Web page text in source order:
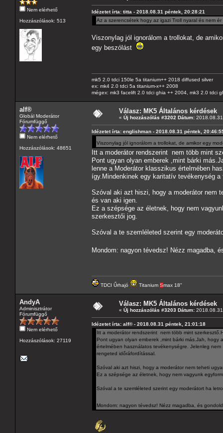
Nem elérhető
Hozzászólások: 513
Idézetet írta: titta - 2018.08.31 péntek, 20:28:21
Az a szerencsétek hogy az igazi Troll nyaral és nem
Viszonylag jól ignorálom a trollokat, de
egy beszólást
mk5 2.0 tdci 150le 5a titanium++ 2018 diffused silver
ex: mk4 2.0 tdci 5a titanium-x++ 2008
mégex: mk3 facelift 2.0 tdci ghia ++ 2004, mk3 2.0 tdci
alf®
Globál Moderátor
Fórumfüggő
Nem elérhető
Hozzászólások: 48651
Válasz: MK5 Általános kérdések
« Új hozzászólás #3202 Dátum:
Idézetet írta: englishman - 2018.08.31 péntek,
Viszonylag jól ignorálom a trollokat, de amikor egy
Itt a moderátor rendszerint nem több mint
Pont ugyan olyan emberek ,mint bárki
lenne a Moderátor klasszikus értelmében
így.Mindenkinek egy karitatív tevékenység
Szóval aki azt hiszi, hogy a moderátor nem
és van aki igen.
Ez a szépsége az életnek, hogy nem
szerkesztői jog.
Szóval a te szemléleted szerint egy
Mondom: nagyon tévedsz! Nézz magadba,
TDCI Űrhajó Titanium Smax 18"
AndyA
Adminisztrátor
Fórumfüggő
Nem elérhető
Hozzászólások: 27119
Válasz: MK5 Általános kérdések
« Új hozzászólás #3203 Dátum:
Idézetet írta: alf® - 2018.08.31 péntek, 21:01:18
Itt a moderátor rendszerint nem több mint
Pont ugyan olyan emberek ,mint bárki más.Jah,
értelmében használatos tevékenységre. Jelenleg
rengeted időráfordítással.
Szóval aki azt hiszi, hogy a moderátor nem teheti
Ez a szépsége az életnek, hogy nem vagyunk
Szóval a te szemléleted szerint egy moderátort ha
Mondom: nagyon tévedsz! Nézz magadba, és